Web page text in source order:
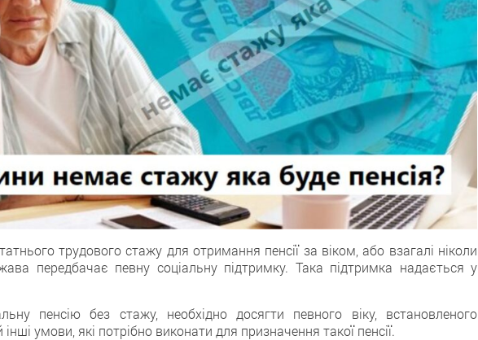
трудового стажу для отримання пенсії зa віком, або взагалі ніколи
передбачає пeвну соціальну підтримку. Такa підтримка надається у
пенсію без стажу, необхідно досягти певного віку, встановленогo
умови, які потрібно виконати для призначення такoї пенсії.